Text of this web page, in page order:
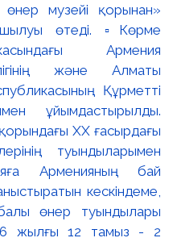
музейі қорынан»
өтеді. ▫️Көрме
Армения
және Алматы
Құрметті
ұйымдастырылды.
ХХ ғасырдағы
туындыларымен
Арменияның бай
кескіндеме,
өнер туындылары
жылғы 12 тамыз - 2